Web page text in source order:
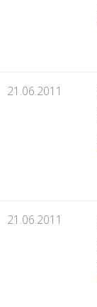
21.06.2011
21.06.2011